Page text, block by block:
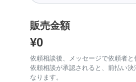
販売金額
¥0
依頼相談後、メッセージで依頼者と
依頼相談が承認されると、前払い
なります。